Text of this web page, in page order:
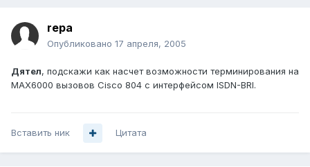
repa
Опубликовано 17 апреля, 2005
Дятел, подскажи как насчет возможности терминирования на
MAX6000 вызовов Cisco 804 с интерфейсом ISDN-BRI.
Вставить ник Цитата